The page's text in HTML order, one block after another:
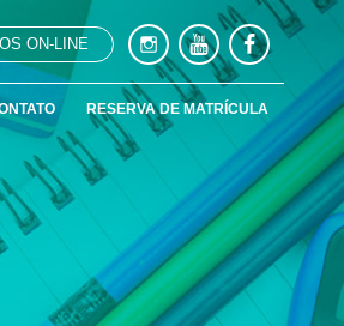
ON-LINE
RESERVA DE MATRÍCULA